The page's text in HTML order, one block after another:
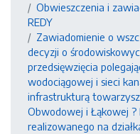
Obwieszczenia i
REDY
Zawiadomienie o
decyzji o
przedsięwzięcia
wodociągowej i sieci
infrastrukturą
Obwodowej i Łąkowej ?
realizowanego na